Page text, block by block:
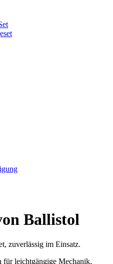
Ballistol
zuverlässig im Einsatz.
für leichtgängige Mechanik,